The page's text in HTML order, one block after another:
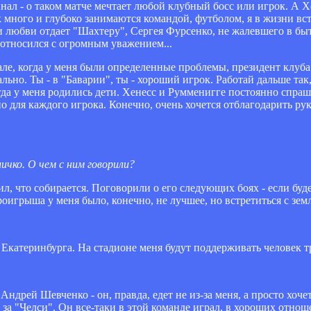
- о таком матче мечтает любой клубный босс или игрок. А
и глубоко занимаются командой, футболом, я в жизни
отдает "Шахтеру", Сергея Фурсенко, не жалевшего в
с огромным уважением...
когда у меня были определенные проблемы, президент
Ты - в "Баварии", ты - хороший игрок. Работай дальше
у меня родились дети. Хенесс и Румменигге постоянно
каждого игрока. Конечно, очень хочется отблагодарить
О чем с ним говорили?
что собирается. Поговорили о его следующих боях - если
у меня было, конечно, не лучшее, но встретиться с
На стадионе меня будут поддерживать человек
Шевченко - он, правда, едет не из-за меня, а просто
"Челси". Он все-таки в этой команде играл, в хороших